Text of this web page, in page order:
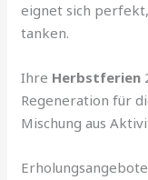
eignet sich
tanken.
Ihre Herbstferien
Regeneration für
Mischung aus